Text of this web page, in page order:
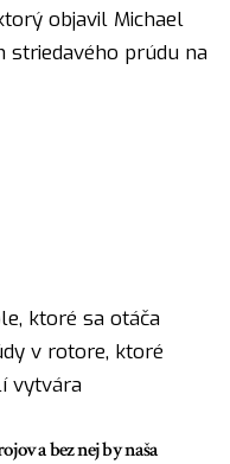
objavil Michael
striedavého prúdu na
ktoré sa otáča
v rotore, ktoré
vytvára
a bez nej by naša